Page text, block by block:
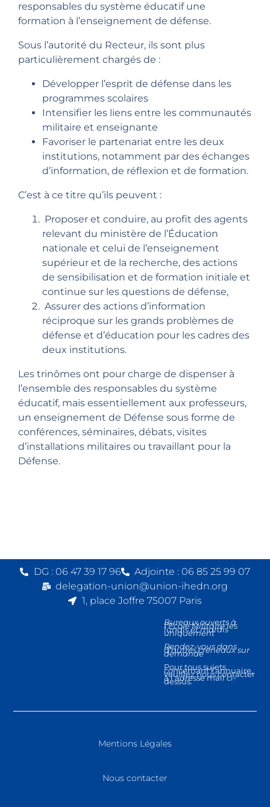
responsables du système éducatif une
formation à l’enseignement de défense.
Sous l’autorité du Recteur, ils sont plus
particulièrement chargés de :
Développer l’esprit de défense dans les
programmes scolaires
Intensifier les liens entre les communautés
militaire et enseignante
Favoriser le partenariat entre les deux
institutions, notamment par des échanges
d’information, de réflexion et de formation.
C’est à ce titre qu’ils peuvent :
Proposer et conduire, au profit des agents
relevant du ministère de l’Éducation
nationale et celui de l’enseignement
supérieur et de la recherche, des actions
de sensibilisation et de formation initiale et
continue sur les questions de défense,
Assurer des actions d’information
réciproque sur les grands problèmes de
défense et d’éducation pour les cadres des
deux institutions.
Les trinômes ont pour charge de dispenser à
l’ensemble des responsables du système
éducatif, mais essentiellement aux professeurs,
un enseignement de Défense sous forme de
conférences, séminaires, débats, visites
d’installations militaires ou travaillant pour la
Défense.
DG : 06 47 39 17 96
Adjointe : 06 85 25 99 07
delegation-union@union-ihedn.org
1, place Joffre 75007 Paris
Bureaux ouverts à
l’Ecole Militaire les
lundis et mardis
uniquement
Rendez-vous dans
d’autres créneaux sur
demande
Pour tous sujets
concernant l’annuaire,
veuillez nous contacter
à l’adresse mail ci-
dessus.
Mentions Légales
Nous contacter